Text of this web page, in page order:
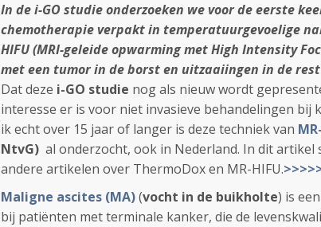
In de i-GO studie onderzoeken we voor de eerste
chemotherapie verpakt in temperatuurgevoelige
HIFU (MRI-geleide opwarming met High Intensity
met een tumor in de borst en uitzaaiingen in de
Dat deze i-GO studie nog als nieuw wordt
interesse er is voor niet invasieve behandelingen bij
ik echt over 15 jaar of langer is deze techniek van
NtvG) al onderzocht, ook in Nederland. In dit artikel
andere artikelen over ThermoDox en MR-HIFU.
Maligne ascites (MA)(vocht in de buikholte) is
bij patiënten met terminale kanker, die de